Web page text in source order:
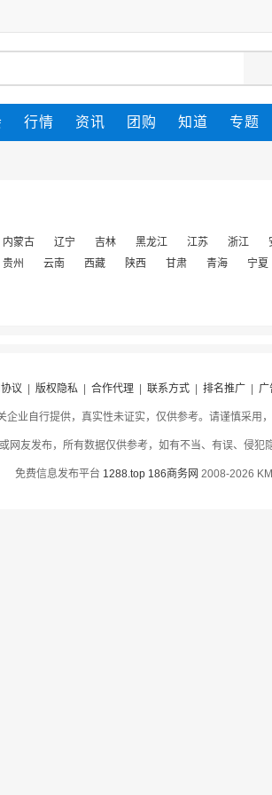
行情 资讯 团购 知道 专题
内蒙古 辽宁 吉林 黑龙江 江苏 浙江
贵州 云南 西藏 陕西 甘肃 青海 宁夏
议 版权隐私| 合作代理| 联系方式| 排名推广| 广
企业自行提供，真实性未证实，仅供参考。请谨慎采用
网友发布，所有数据仅供参考，如有不当、有误、侵
免费信息发布平台 1288.top 186商务网 2008-2026